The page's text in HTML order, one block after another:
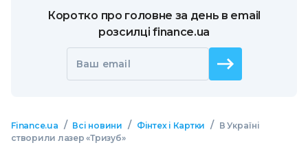
Коротко про головне за день в email
розсилці finance.ua
Ваш email
Finance.ua / Всі новини / Фінтех і Картки /
В Україні
створили лазер «Тризуб»